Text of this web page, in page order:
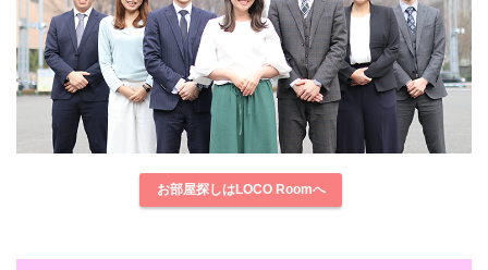
お部屋探しはLOCO Roomへ